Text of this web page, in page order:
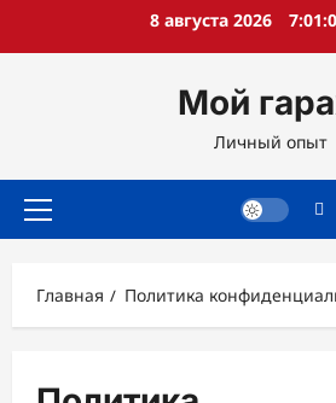
8 августа 2026
Мой
Личный опыт
Основное
Главная Политика